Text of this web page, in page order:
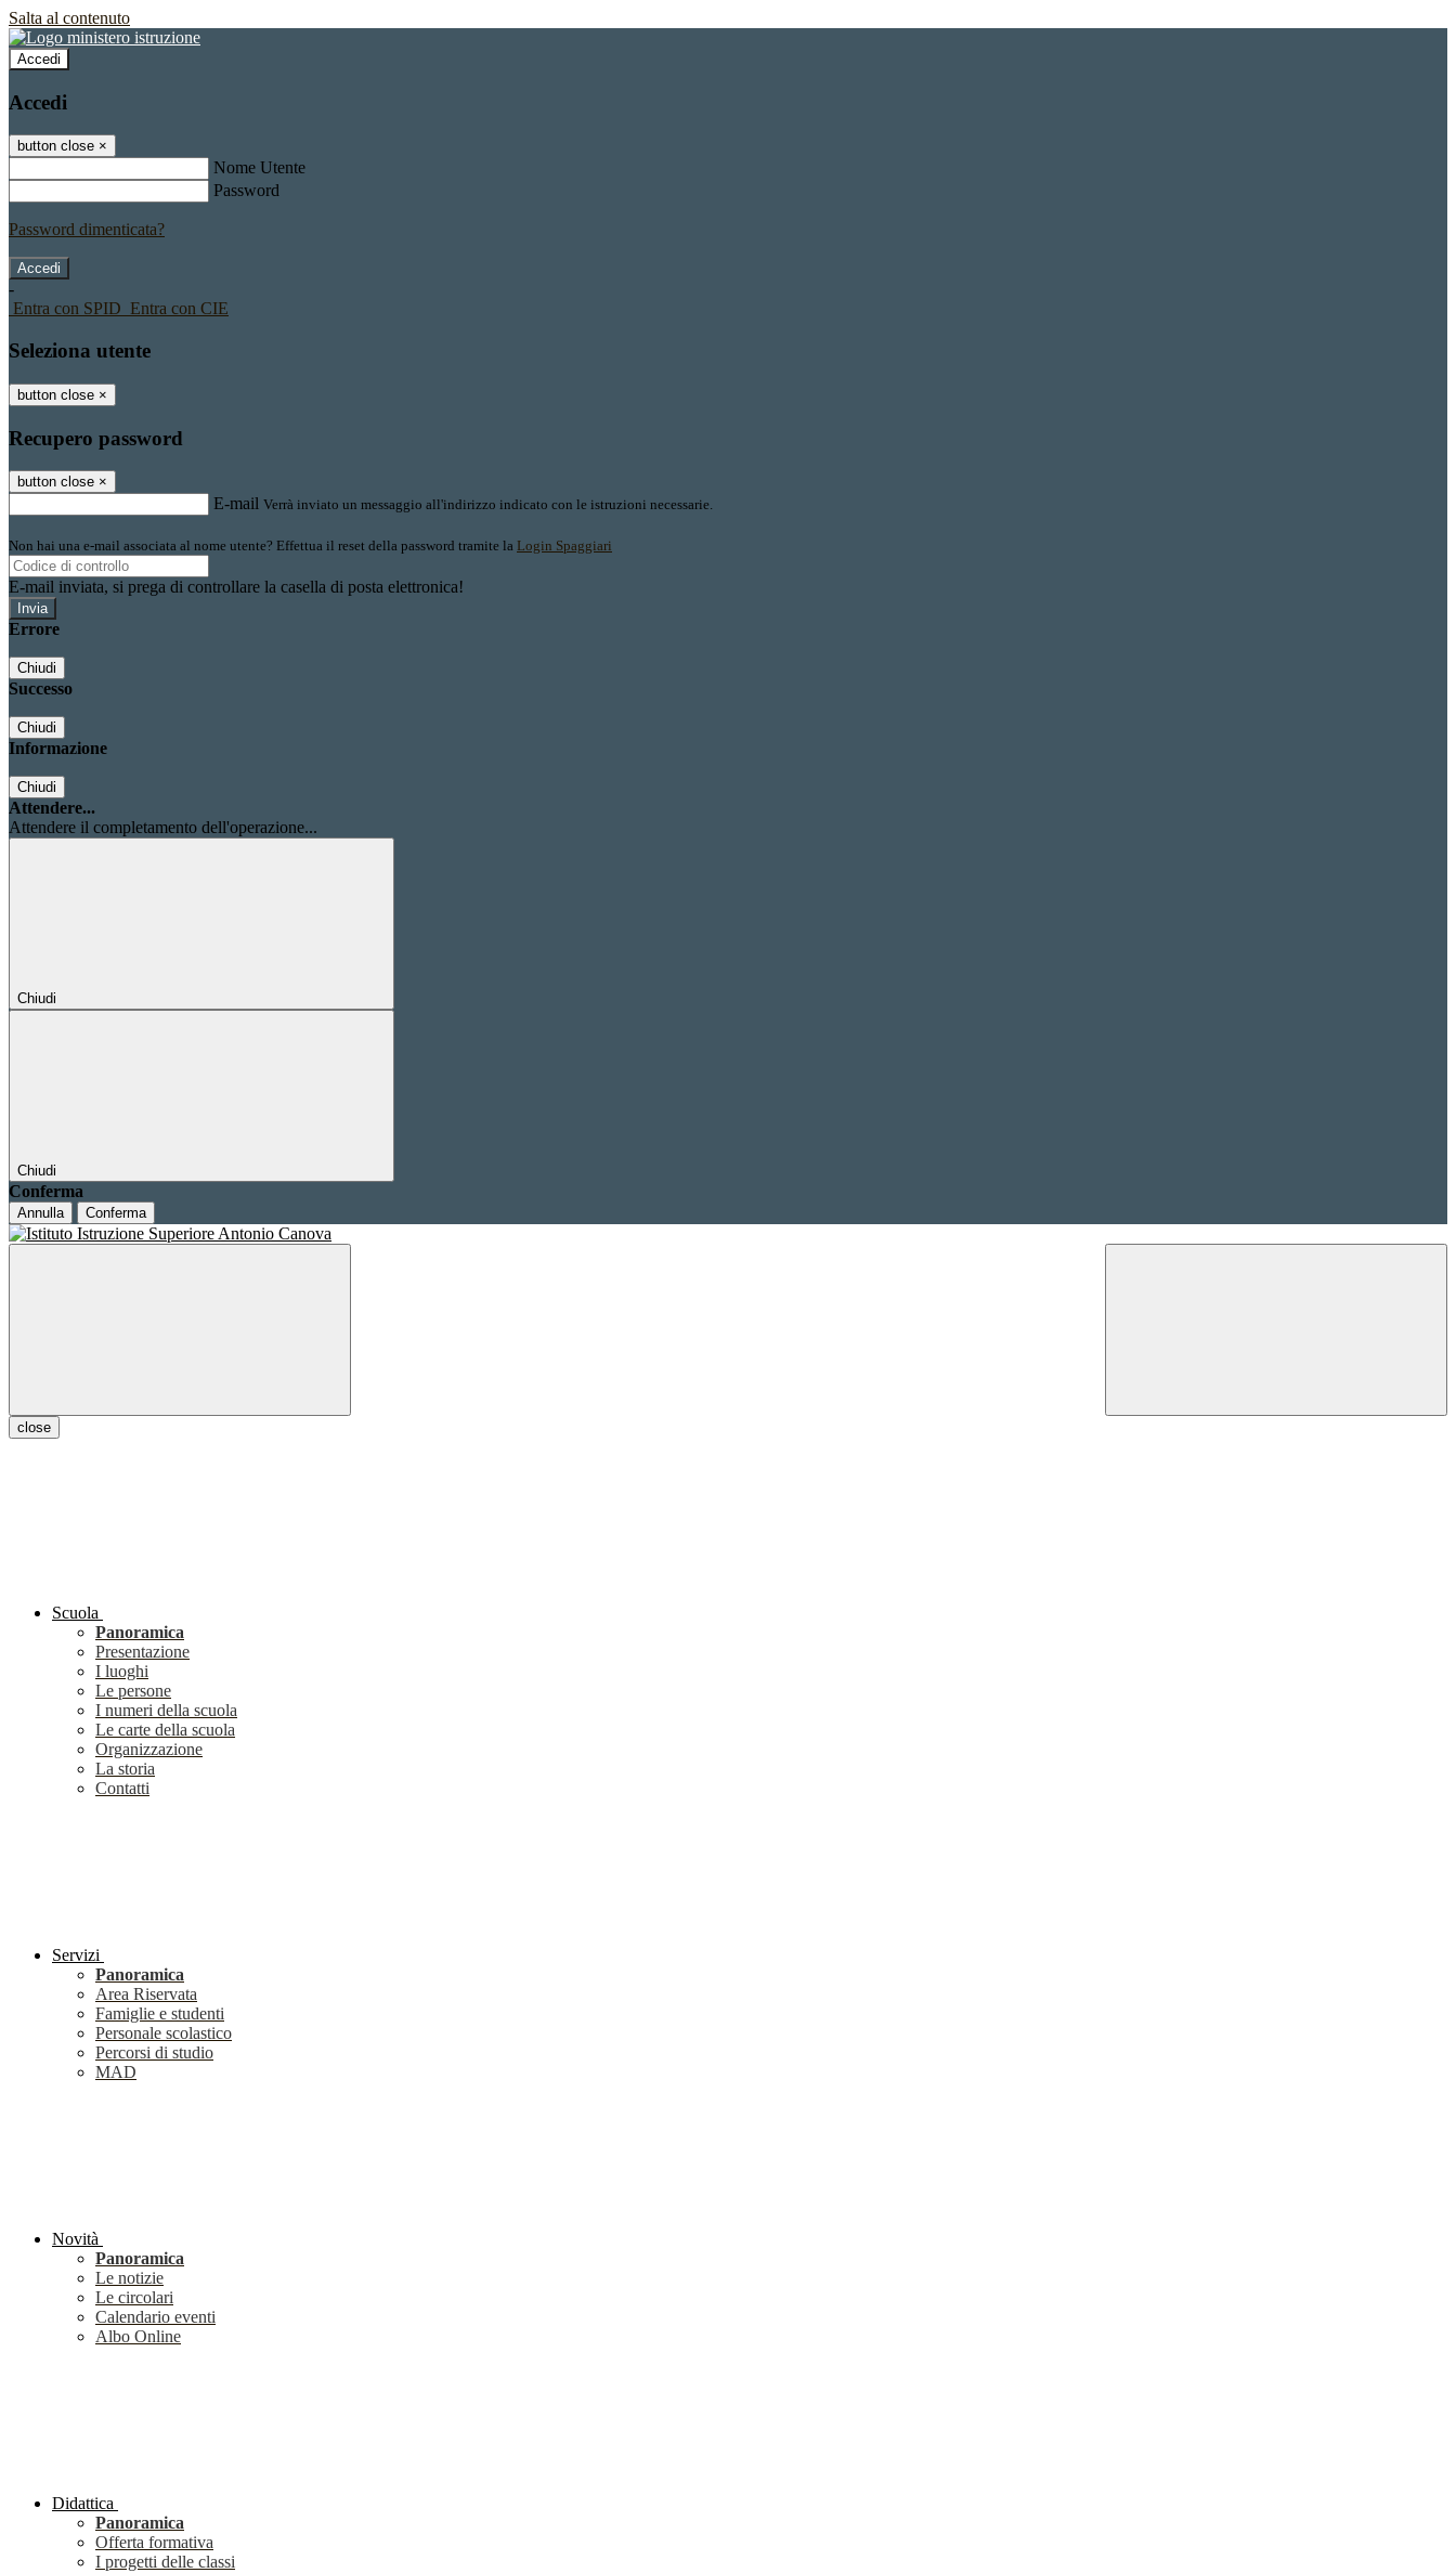
Salta al contenuto
Accedi
Accedi
button close ×
Nome Utente
Password
Password dimenticata?
-
Entra con SPID Entra con CIE
Seleziona utente
button close ×
Recupero password
button close ×
E-mail Verrà inviato un messaggio all'indirizzo indicato con le istruzioni necessarie.
Non hai una e-mail associata al nome utente? Effettua il reset della password tramite la Login Spaggiari
E-mail inviata, si prega di controllare la casella di posta elettronica!
Errore
Chiudi
Successo
Chiudi
Informazione
Chiudi
Attendere...
Attendere il completamento dell'operazione...
Chiudi
Chiudi
Conferma
Annulla Conferma
close
Scuola
Panoramica
Presentazione
I luoghi
Le persone
I numeri della scuola
Le carte della scuola
Organizzazione
La storia
Contatti
Servizi
Panoramica
Area Riservata
Famiglie e studenti
Personale scolastico
Percorsi di studio
MAD
Novità
Panoramica
Le notizie
Le circolari
Calendario eventi
Albo Online
Didattica
Panoramica
Offerta formativa
I progetti delle classi